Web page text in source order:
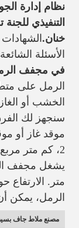
التنفيذي
خنان. الشهادات
الأسئلة الشائعة
في مجفف
الرمل على
الخشب أو
سنجهز لك
موقد غاز أو
2، كم متر مربع مطلوب لتركيب مجفف الرمل؟
الرمل، يمكن
مصنع ملاط جاف بسيط 1-5 طن/